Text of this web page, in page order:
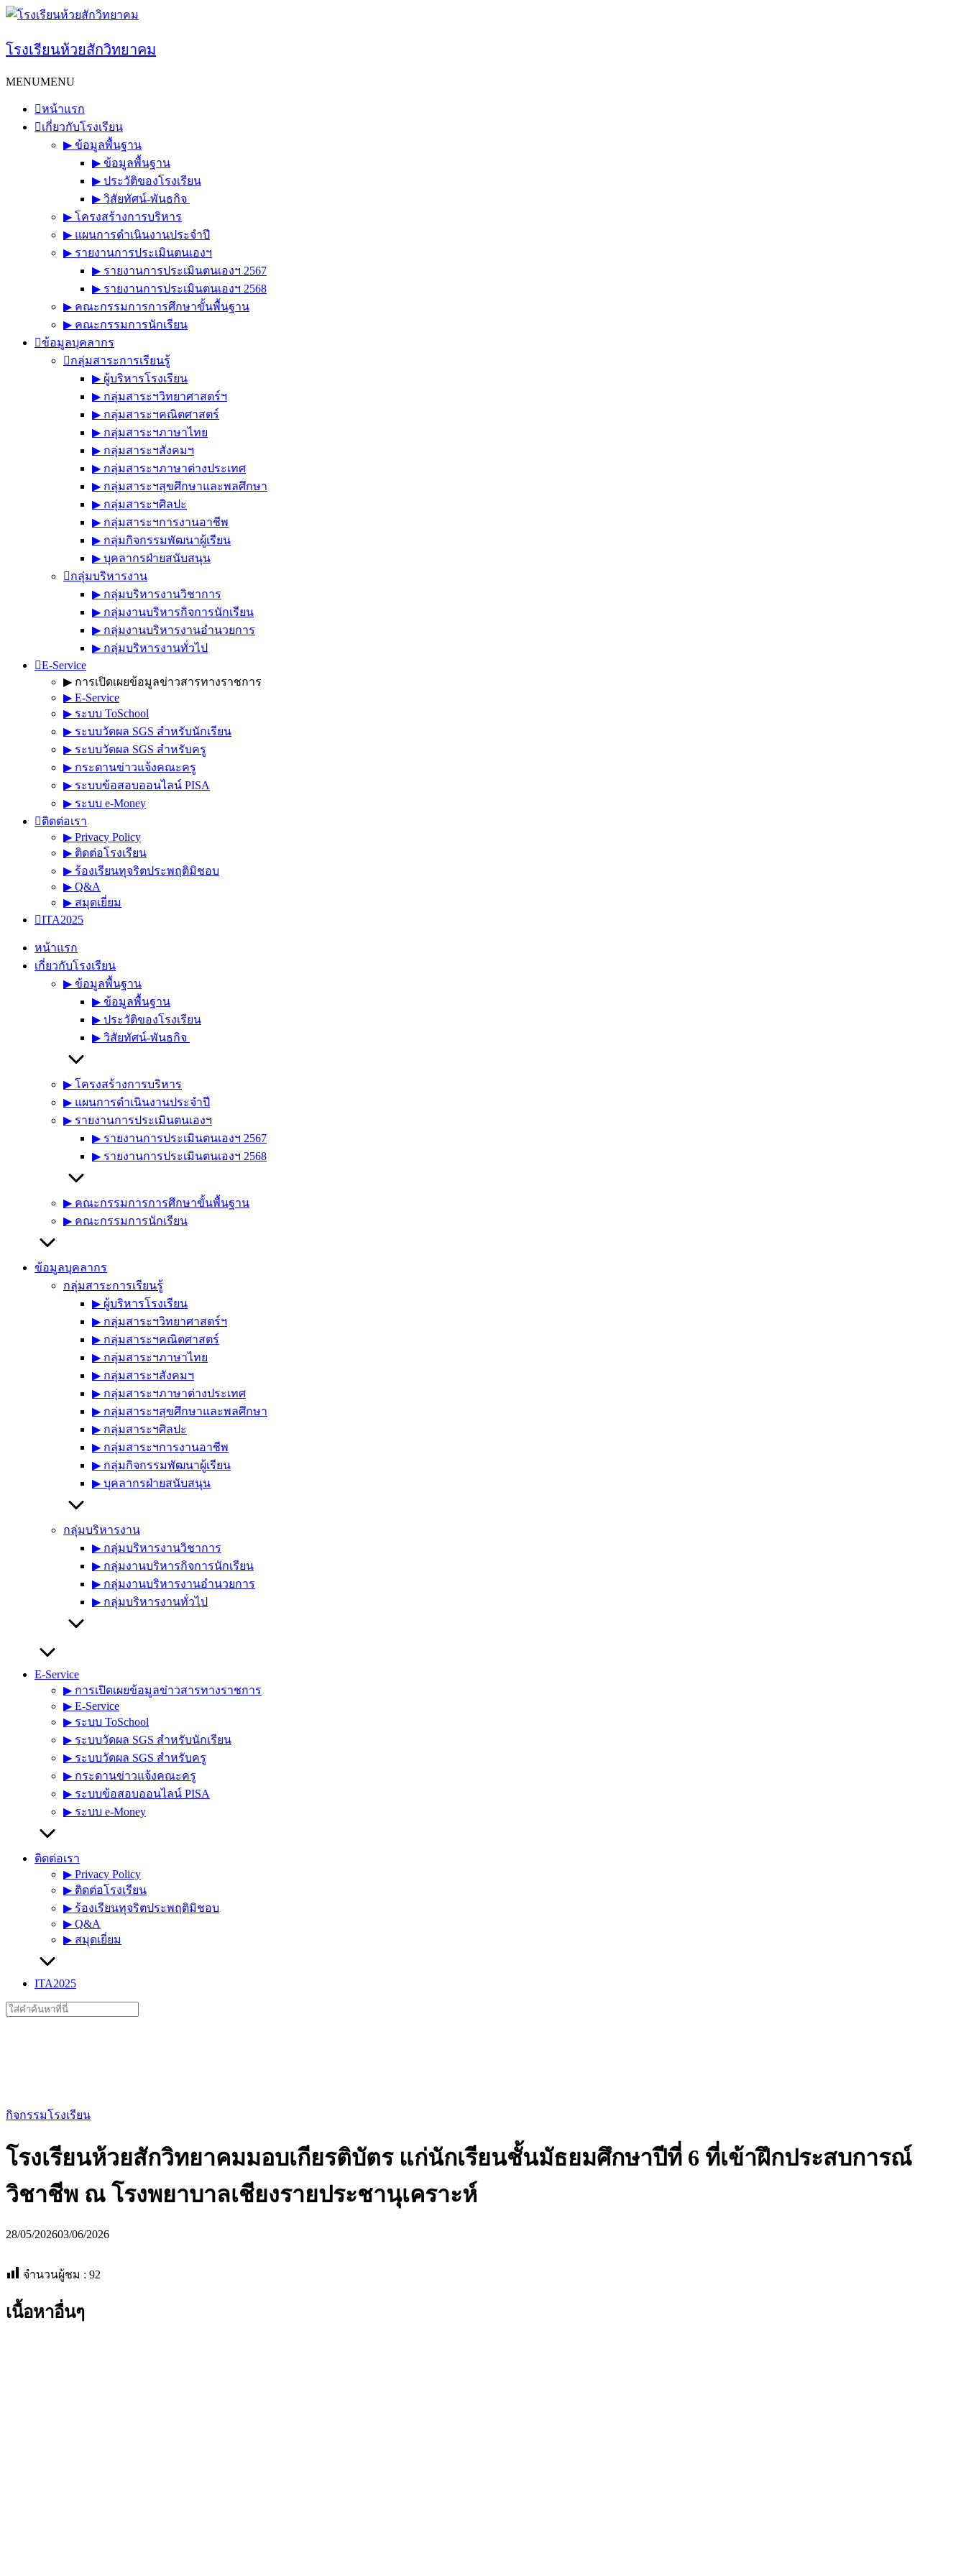
Skip
โรงเรียนห้วยสักวิทยาคม
MENUMENU
หน้าแรก
เกี่ยวกับโรงเรียน
▶︎ ข้อมูลพื้นฐาน
▶︎ ข้อมูลพื้นฐาน
▶︎ ประวัติของโรงเรียน
▶︎ วิสัยทัศน์-พันธกิจ
▶︎ โครงสร้างการบริหาร
▶︎ แผนการดำเนินงานประจำปี
▶︎ รายงานการประเมินตนเองฯ
▶︎ รายงานการประเมินตนเองฯ 2567
▶︎ รายงานการประเมินตนเองฯ 2568
▶︎ คณะกรรมการการศึกษาขั้นพื้นฐาน
▶︎ คณะกรรมการนักเรียน
ข้อมูลบุคลากร
กลุ่มสาระการเรียนรู้
▶︎ ผู้บริหารโรงเรียน
▶︎ กลุ่มสาระฯวิทยาศาสตร์ฯ
▶︎ กลุ่มสาระฯคณิตศาสตร์
▶︎ กลุ่มสาระฯภาษาไทย
▶︎ กลุ่มสาระฯสังคมฯ
▶︎ กลุ่มสาระฯภาษาต่างประเทศ
▶︎ กลุ่มสาระฯสุขศึกษาและพลศึกษา
▶︎ กลุ่มสาระฯศิลปะ
▶︎ กลุ่มสาระฯการงานอาชีพ
▶︎ กลุ่มกิจกรรมพัฒนาผู้เรียน
▶︎ บุคลากรฝ่ายสนับสนุน
กลุ่มบริหารงาน
▶︎ กลุ่มบริหารงานวิชาการ
▶︎ กลุ่มงานบริหารกิจการนักเรียน
▶︎ กลุ่มงานบริหารงานอำนวยการ
▶︎ กลุ่มบริหารงานทั่วไป
E-Service
▶︎ การเปิดเผยข้อมูลข่าวสารทางราชการ
▶︎ E-Service
▶︎ ระบบ ToSchool
▶︎ ระบบวัดผล SGS สำหรับนักเรียน
▶︎ ระบบวัดผล SGS สำหรับครู
▶︎ กระดานข่าวแจ้งคณะครู
▶︎ ระบบข้อสอบออนไลน์ PISA
▶︎ ระบบ e-Money
ติดต่อเรา
▶︎ Privacy Policy
▶︎ ติดต่อโรงเรียน
▶︎ ร้องเรียนทุจริตประพฤติมิชอบ
▶︎ Q&A
▶︎ สมุดเยี่ยม
ITA2025
หน้าแรก
เกี่ยวกับโรงเรียน
▶︎ ข้อมูลพื้นฐาน
▶︎ ข้อมูลพื้นฐาน
▶︎ ประวัติของโรงเรียน
▶︎ วิสัยทัศน์-พันธกิจ
▶︎ โครงสร้างการบริหาร
▶︎ แผนการดำเนินงานประจำปี
▶︎ รายงานการประเมินตนเองฯ
▶︎ รายงานการประเมินตนเองฯ 2567
▶︎ รายงานการประเมินตนเองฯ 2568
▶︎ คณะกรรมการการศึกษาขั้นพื้นฐาน
▶︎ คณะกรรมการนักเรียน
ข้อมูลบุคลากร
กลุ่มสาระการเรียนรู้
▶︎ ผู้บริหารโรงเรียน
▶︎ กลุ่มสาระฯวิทยาศาสตร์ฯ
▶︎ กลุ่มสาระฯคณิตศาสตร์
▶︎ กลุ่มสาระฯภาษาไทย
▶︎ กลุ่มสาระฯสังคมฯ
▶︎ กลุ่มสาระฯภาษาต่างประเทศ
▶︎ กลุ่มสาระฯสุขศึกษาและพลศึกษา
▶︎ กลุ่มสาระฯศิลปะ
▶︎ กลุ่มสาระฯการงานอาชีพ
▶︎ กลุ่มกิจกรรมพัฒนาผู้เรียน
▶︎ บุคลากรฝ่ายสนับสนุน
กลุ่มบริหารงาน
▶︎ กลุ่มบริหารงานวิชาการ
▶︎ กลุ่มงานบริหารกิจการนักเรียน
▶︎ กลุ่มงานบริหารงานอำนวยการ
▶︎ กลุ่มบริหารงานทั่วไป
E-Service
▶︎ การเปิดเผยข้อมูลข่าวสารทางราชการ
▶︎ E-Service
▶︎ ระบบ ToSchool
▶︎ ระบบวัดผล SGS สำหรับนักเรียน
▶︎ ระบบวัดผล SGS สำหรับครู
▶︎ กระดานข่าวแจ้งคณะครู
▶︎ ระบบข้อสอบออนไลน์ PISA
▶︎ ระบบ e-Money
ติดต่อเรา
▶︎ Privacy Policy
▶︎ ติดต่อโรงเรียน
▶︎ ร้องเรียนทุจริตประพฤติมิชอบ
▶︎ Q&A
▶︎ สมุดเยี่ยม
ITA2025
Search
for:
กิจกรรมโรงเรียน
โรงเรียนห้วยสักวิทยาคมมอบเกียรติบัตร แก่นักเรียนชั้นมัธยมศึกษาปีที่ 6 ที่เข้าฝึกประสบการณ์
วิชาชีพ ณ โรงพยาบาลเชียงรายประชานุเคราะห์
28/05/202603/06/2026
จำนวนผู้ชม : 92
เนื้อหาอื่นๆ